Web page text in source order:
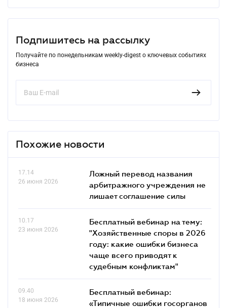
Подпишитесь на рассылку
Получайте по понедельникам weekly-digest о ключевых событиях
бизнеса
Похожие новости
17.14
26 июня 2026
Ложный перевод названия
арбитражного учреждения не
лишает соглашение силы
10.17
23 июня 2026
Бесплатный вебинар на тему:
"Хозяйственные споры в 2026
году: какие ошибки бизнеса
чаще всего приводят к
судебным конфликтам"
09.40
18 июня 2026
Бесплатный вебинар:
«Типичные ошибки госорганов